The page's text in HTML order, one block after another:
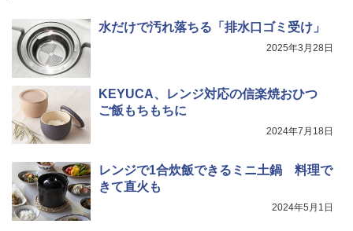
水だけで汚れ落ちる「排水口ゴミ受け」
2025年3月28日
KEYUCA、レンジ対応の信楽焼おひつ
ご飯もちもちに
2024年7月18日
レンジで1合炊飯できるミニ土鍋 料理で
きて直火も
2024年5月1日